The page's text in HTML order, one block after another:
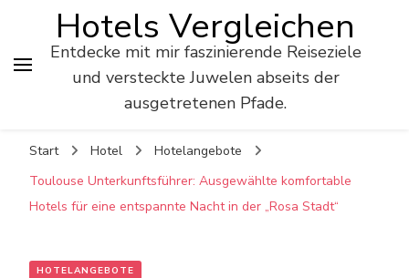
Hotels Vergleichen
Entdecke mit mir faszinierende Reiseziele
und versteckte Juwelen abseits der
ausgetretenen Pfade.
Start Hotel
Hotelangebote
Toulouse Unterkunftsführer: Ausgewählte komfortable
Hotels für eine entspannte Nacht in der „Rosa Stadt“
HOTELANGEBOTE